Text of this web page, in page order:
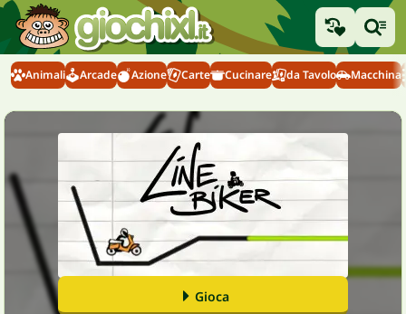
Animali Arcade Azione Carte Cucinare da Tavolo Macchina
Gioca